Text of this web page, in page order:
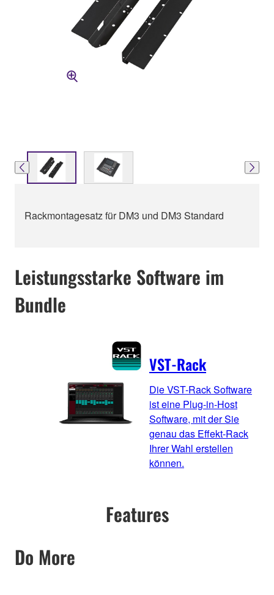
Rackmontagesatz für DM3 und DM3 Standard
Leistungsstarke Software im
Bundle
VST-Rack
Die VST-Rack Software
ist eine Plug-in-Host
Software, mit der Sie
genau das Effekt-Rack
Ihrer Wahl erstellen
können.
Features
Do More